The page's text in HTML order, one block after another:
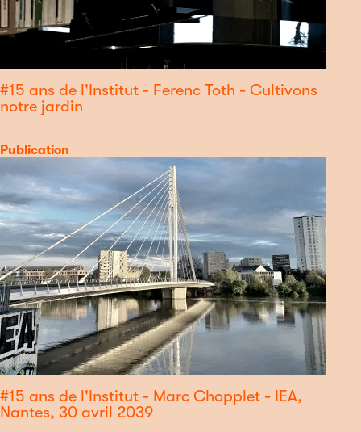
#15 ans de l'Institut - Ferenc Toth - Cultivons
notre jardin
Catégorie
Publication
#15 ans de l'Institut - Marc Chopplet - IEA,
Nantes, 30 avril 2039